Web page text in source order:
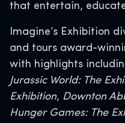
that entertain,
Imagine’s Exhibition
and tours award-
with highlights
Jurassic World: The
Exhibition, Downton
Hunger Games: The